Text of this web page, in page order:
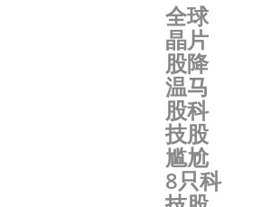
全球
晶片
股降
温马
股科
技股
尴尬
8只科